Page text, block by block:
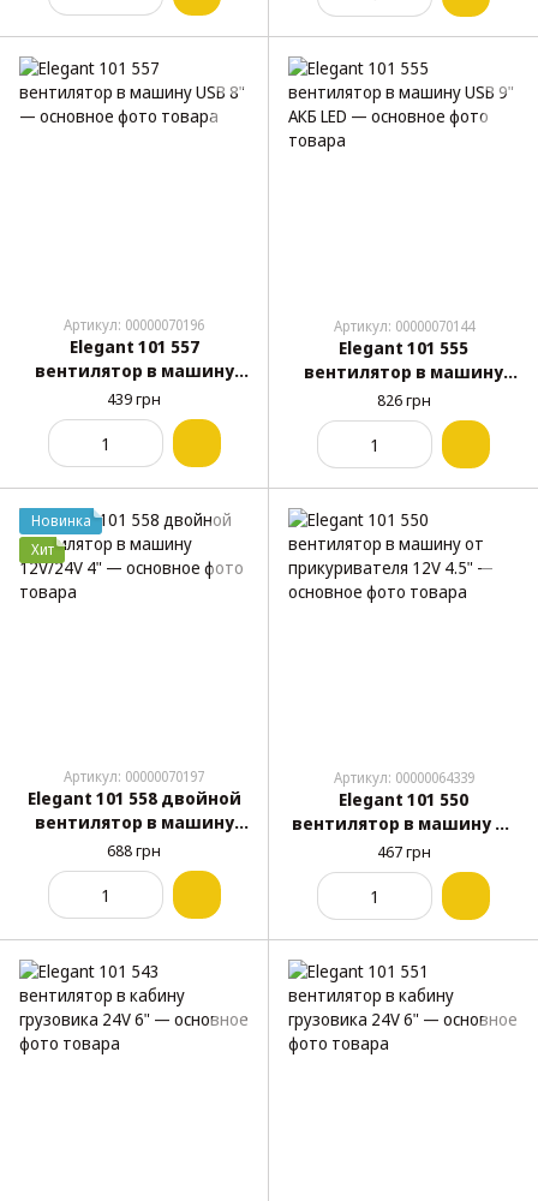
Артикул: 00000070196
Elegant 101 557
вентилятор в машину
USB 8"
439 грн
Артикул: 00000070144
Elegant 101 555
вентилятор в машину
USB 9" АКБ LED
826 грн
Новинка
Хит
Артикул: 00000070197
Elegant 101 558 двойной
вентилятор в машину
12V/24V 4"
688 грн
Артикул: 00000064339
Elegant 101 550
вентилятор в машину от
прикуривателя 12V 4.5"
467 грн